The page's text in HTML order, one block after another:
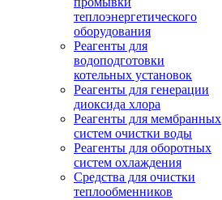
теплоэнергетического
оборудования
Реагенты для
водоподготовки
котельных установок
Реагенты для генерации
диоксида хлора
Реагенты для мембранных
систем очистки воды
Реагенты для оборотных
систем охлаждения
Средства для очистки
теплообменников